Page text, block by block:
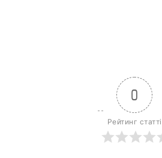
0
Рейтинг статті